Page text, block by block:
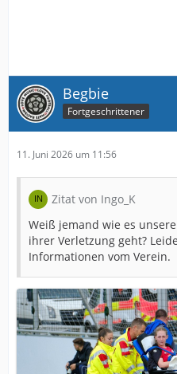
Begbie
Fortgeschrittener
11. Juni 2026 um 11:56
Zitat von Ingo_K
Weiß jemand wie es
ihrer Verletzung geht?
Informationen vom Verein.